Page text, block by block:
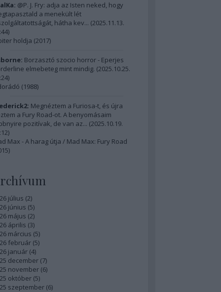
@P. J. Fry: adja az Isten neked, hogy
a menekült lét
hátha kev... (2025.11.13.
)
holdja (2017)
Borzasztó szocio horror - Eperjes
elmebeteg mint mindig. (2025.10.25.
)
(1988)
Megnéztem a Furiosa-t, és újra
a Fury Road-ot. A benyomásaim
pozitívak, de van az... (2025.10.19.
)
Max - A harag útja / Mad Max: Fury Road
július (2)
június (5)
május (2)
április (3)
március (5)
február (5)
január (4)
december (7)
november (6)
október (5)
szeptember (6)